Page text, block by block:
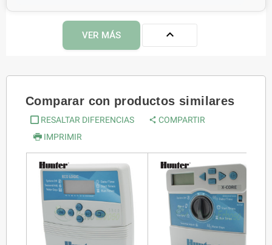
VER MÁS 
Comparar con productos similares
RESALTAR DIFERENCIAS
COMPARTIR
IMPRIMIR